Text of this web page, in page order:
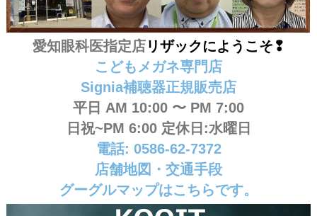
愛知眼科医指定店リザックにようこそ❢
こどもメガネ専門店
Signia補聴器正規販売店
平日 AM 10:00 〜 PM 7:00
日祝~PM 6:00 定休日:水曜日
電話: 0586-62-7372
店舗地図・交通手段
グーグルマップはこちらです。